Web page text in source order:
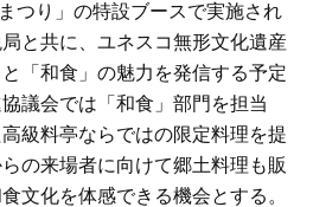
つり」の特設ブースで実施され
と共に、ユネスコ無形文化遺産
「和食」の魅力を発信する予定
議会では「和食」部門を担当
級料亭ならではの限定料理を提
の来場者に向けて郷土料理も販
文化を体感できる機会とする。